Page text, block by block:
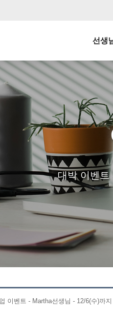
선생
대박 이벤트
이벤트 - Martha선생님 - 12/6(수)까지